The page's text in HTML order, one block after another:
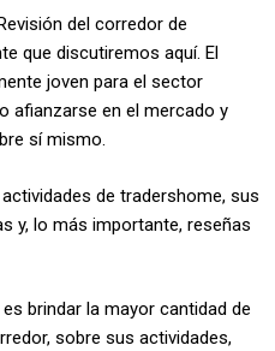
del corredor de
que discutiremos aquí. El
joven para el sector
afianzarse en el mercado y
sí mismo.
de tradershome, sus
y, lo más importante, reseñas
brindar la mayor cantidad de
sobre sus actividades,